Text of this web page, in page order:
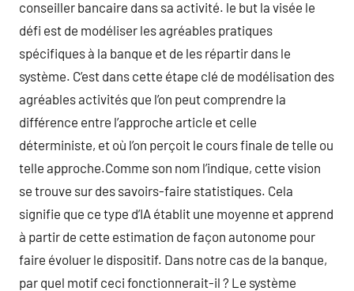
conseiller bancaire dans sa activité. le but la visée le
défi est de modéliser les agréables pratiques
spécifiques à la banque et de les répartir dans le
système. C’est dans cette étape clé de modélisation des
agréables activités que l’on peut comprendre la
différence entre l’approche article et celle
déterministe, et où l’on perçoit le cours finale de telle ou
telle approche.Comme son nom l’indique, cette vision
se trouve sur des savoirs-faire statistiques. Cela
signifie que ce type d’IA établit une moyenne et apprend
à partir de cette estimation de façon autonome pour
faire évoluer le dispositif. Dans notre cas de la banque,
par quel motif ceci fonctionnerait-il ? Le système